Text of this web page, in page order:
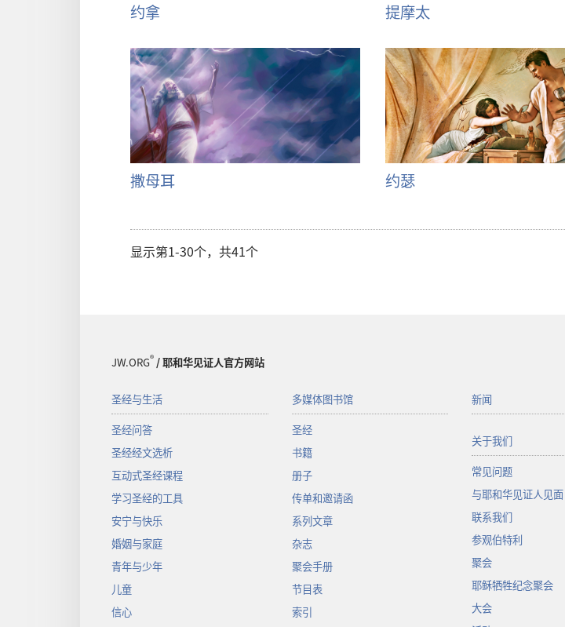
约拿 提摩太
撒母耳 约瑟
显示第1-30个，共41个
JW.ORG®/ 耶和华见证人官方网站
圣经与生活
圣经问答
圣经经文选析
互动式圣经课程
学习圣经的工具
安宁与快乐
婚姻与家庭
青年与少年
儿童
信心
多媒体图书馆
圣经
书籍
册子
传单和邀请函
系列文章
杂志
聚会手册
节目表
索引
新闻
关于我们
常见问题
与耶和华见证人见面
联系我们
参观伯特利
聚会
耶稣牺牲纪念聚会
大会